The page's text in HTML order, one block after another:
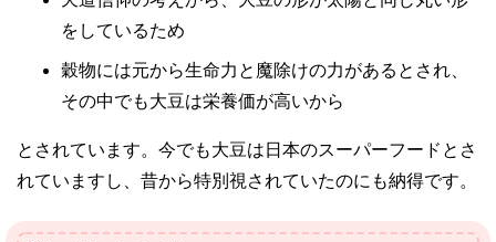
をしているため
穀物には元から生命力と魔除けの力があるとされ、
その中でも大豆は栄養価が高いから
とされています。今でも大豆は日本のスーパーフードとさ
れていますし、昔から特別視されていたのにも納得です。